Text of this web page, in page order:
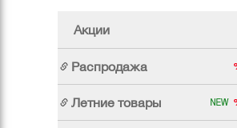
Акции
Распродажа
Летние товары